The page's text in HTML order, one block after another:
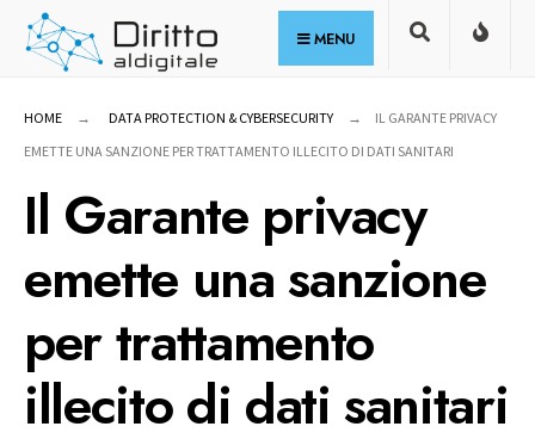
Skip
MENU
HOME DATA PROTECTION & CYBERSECURITY
IL GARANTE PRIVACY
EMETTE UNA SANZIONE PER TRATTAMENTO ILLECITO DI DATI SANITARI
Il Garante privacy
emette una sanzione
per trattamento
illecito di dati sanitari